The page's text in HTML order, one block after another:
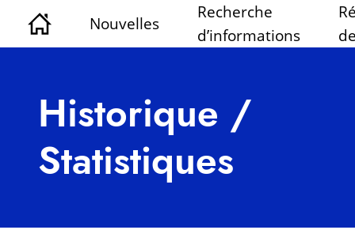
Nouvelles
Recherche
d’informations
Historique /
Statistiques